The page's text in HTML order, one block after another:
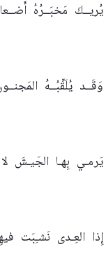
يُريــكَ مَخبَــرُهُ
وَقَــد يُلَقِّبُــهُ
يَرمـي بِهـا الجَيـشَ لا
إِذا العِـدى نَشـِبَت